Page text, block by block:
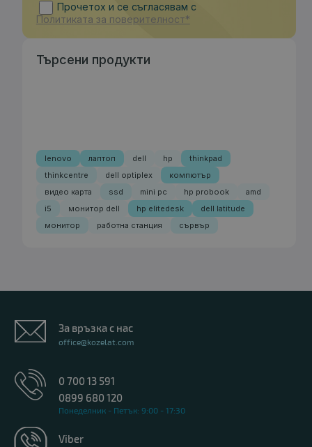
Прочетох и се съгласявам с
Политиката за поверителност*
Търсени продукти
lenovo лаптоп dell hp
thinkpad
thinkcentre
dell optiplex
компютър
видео карта
ssd mini pc hp probook
amd
i5
монитор dell hp elitedesk
dell latitude
монитор
работна станция сървър
За връзка с нас
office@kozelat.com
0 700 13 591
0899 680 120
Понеделник - Петък: 9:00 - 17:30
Viber